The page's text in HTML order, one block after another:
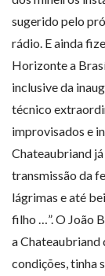
sugerido pelo
rádio. E ainda
Horizonte a
inclusive da
técnico
improvisados e
Chateaubriand
transmissão da
lágrimas e até
filho …”. O João
a Chateaubriand
condições, tinha